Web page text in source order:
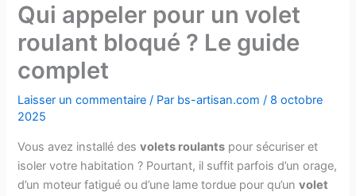
Qui appeler pour un volet
roulant bloqué ? Le guide
complet
Laisser un commentaire / Par bs-artisan.com/ 8 octobre
2025
Vous avez installé desvolets roulants pour sécuriser et
isoler votre habitation ? Pourtant, il suffit parfois d’un orage,
d’un moteur fatigué ou d’une lame tordue pour qu’unvolet